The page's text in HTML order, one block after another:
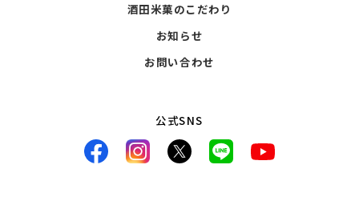
酒田米菓のこだわり
お知らせ
お問い合わせ
公式SNS